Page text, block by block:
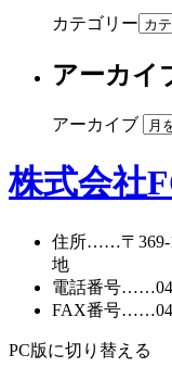
カテゴリー
アーカイ
アーカイブ
株式会社
住所……〒369-
地
電話番号……
FAX番号
PC版に切り替える